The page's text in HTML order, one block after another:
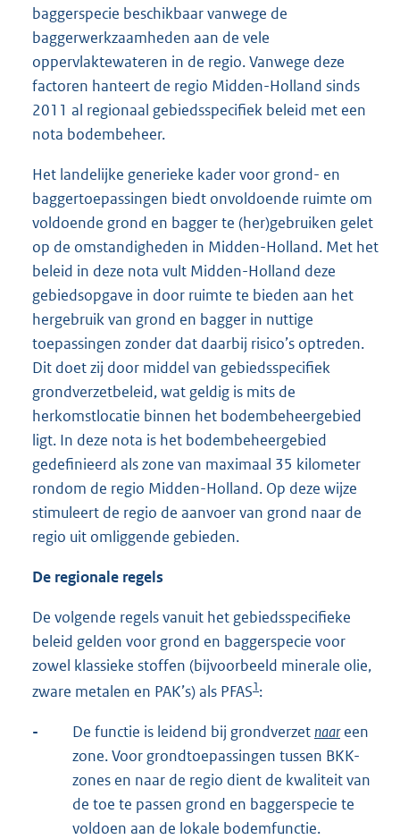
baggerspecie beschikbaar vanwege de
baggerwerkzaamheden aan de vele
oppervlaktewateren in de regio. Vanwege deze
factoren hanteert de regio Midden-Holland sinds
2011 al regionaal gebiedsspecifiek beleid met een
nota bodembeheer.
Het landelijke generieke kader voor grond- en
baggertoepassingen biedt onvoldoende ruimte om
voldoende grond en bagger te (her)gebruiken gelet
op de omstandigheden in Midden-Holland. Met het
beleid in deze nota vult Midden-Holland deze
gebiedsopgave in door ruimte te bieden aan het
hergebruik van grond en bagger in nuttige
toepassingen zonder dat daarbij risico’s optreden.
Dit doet zij door middel van gebiedsspecifiek
grondverzetbeleid, wat geldig is mits de
herkomstlocatie binnen het bodembeheergebied
ligt. In deze nota is het bodembeheergebied
gedefinieerd als zone van maximaal 35 kilometer
rondom de regio Midden-Holland. Op deze wijze
stimuleert de regio de aanvoer van grond naar de
regio uit omliggende gebieden.
De regionale regels
De volgende regels vanuit het gebiedsspecifieke
beleid gelden voor grond en baggerspecie voor
zowel klassieke stoffen (bijvoorbeeld minerale olie,
zware metalen en PAK’s) als PFAS1:
- De functie is leidend bij grondverzet naareen
zone. Voor grondtoepassingen tussen BKK-
zones en naar de regio dient de kwaliteit van
de toe te passen grond en baggerspecie te
voldoen aan de lokale bodemfunctie.